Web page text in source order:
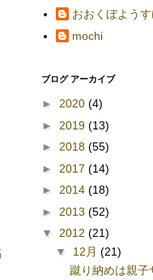
おおくぼようす
mochi
ブログ アーカイブ
► 2020 (4)
► 2019 (13)
► 2018 (55)
► 2017 (14)
► 2014 (18)
► 2013 (52)
▼ 2012 (21)
▼ 12月 (21)
蹴り納めは親子